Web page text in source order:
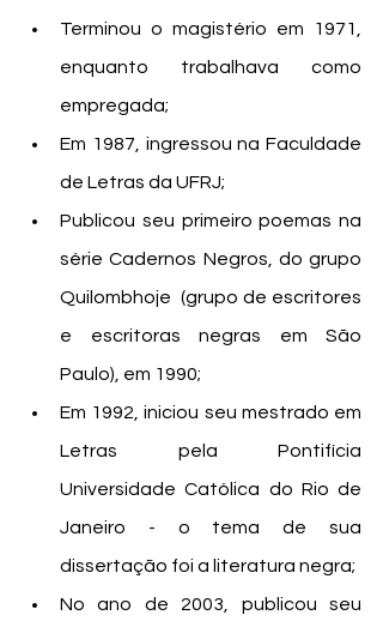
Terminou o magistério em 1971,
enquanto trabalhava como
empregada;
Em 1987, ingressou na Faculdade
de Letras da UFRJ;
Publicou seu primeiro poemas na
série Cadernos Negros, do grupo
Quilombhoje  (grupo de escritores
e escritoras negras em São
Paulo), em 1990;
Em 1992, iniciou seu mestrado em
Letras pela Pontifícia
Universidade Católica do Rio de
Janeiro - o tema de sua
dissertação foi a literatura negra;
No ano de 2003, publicou seu